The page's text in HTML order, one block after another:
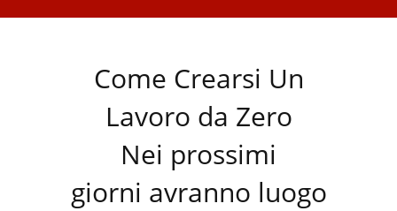
Come Crearsi Un
Lavoro da Zero
Nei prossimi
giorni avranno luogo